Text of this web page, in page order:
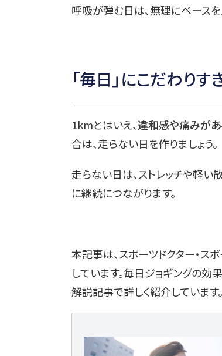
呼吸が弾む日は、無理にペースを
「毎日」にこだわり
1kmとはいえ、違和感や痛みが
合は、走らない日を作りましょう。
走らない日は、ストレッチや軽い
に継続につながります。
本記事は、スポーツドクター・
しています。毎日ジョギングの効
解説記事で詳しく紹介しています。